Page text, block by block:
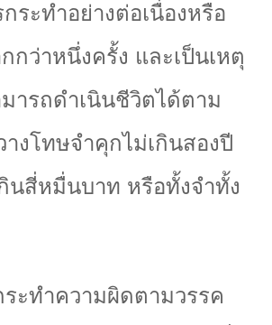
ระทำอย่างต่อเนื่องหรือ
กว่าหนึ่งครั้ง และเป็นเหตุ
ารถดำเนินชีวิตได้ตาม
งโทษจำคุกไม่เกินสองปี
นสี่หมื่นบาท หรือทั้งจำทั้ง
ระทำความผิดตามวรรค